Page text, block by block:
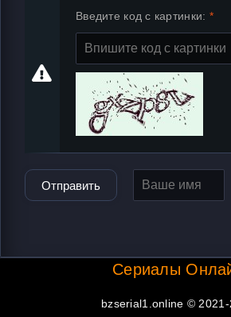
Введите код с картинки:
Отправить
Сериалы
bzserial1.online ©